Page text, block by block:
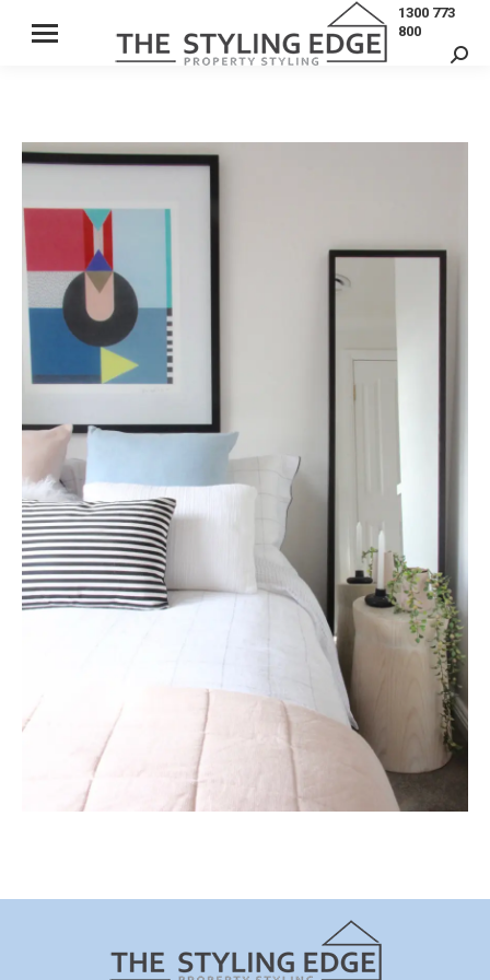
1300 773
800